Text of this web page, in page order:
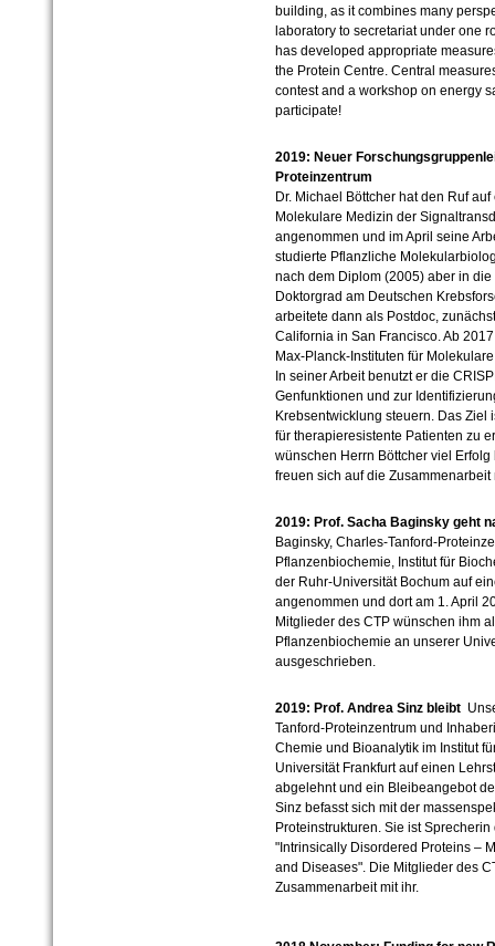
building, as it combines many
laboratory to secretariat under one
has developed appropriate
the Protein Centre. Central
contest and a workshop on energy
participate!
2019: Neuer
Proteinzentrum
Dr. Michael Böttcher hat den Ruf
Molekulare Medizin der
angenommen und im April seine
studierte Pflanzliche
nach dem Diplom (2005) aber in
Doktorgrad am Deutschen
arbeitete dann als Postdoc,
California in San Francisco. Ab
Max-Planck-Instituten für
In seiner Arbeit benutzt er die
Genfunktionen und zur
Krebsentwicklung steuern. Das
für therapieresistente Patienten zu
wünschen Herrn Böttcher viel
freuen sich auf die Zusammenarbeit
2019: Prof. Sacha Baginsky geht
Baginsky, Charles-Tanford-
Pflanzenbiochemie, Institut für
der Ruhr-Universität Bochum auf
angenommen und dort am 1. April
Mitglieder des CTP wünschen ihm
Pflanzenbiochemie an unserer
ausgeschrieben.
2019: Prof. Andrea Sinz bleibt
Tanford-Proteinzentrum und
Chemie und Bioanalytik im Institut
Universität Frankfurt auf einen
abgelehnt und ein Bleibeangebot
Sinz befasst sich mit der
Proteinstrukturen. Sie ist
"Intrinsically Disordered Proteins –
and Diseases". Die Mitglieder des
Zusammenarbeit mit ihr.